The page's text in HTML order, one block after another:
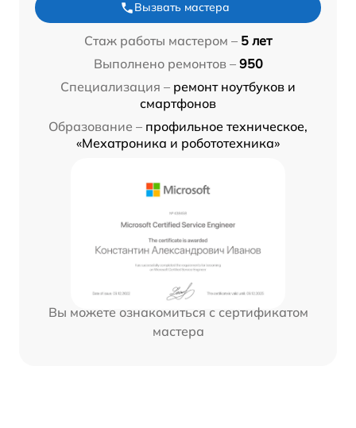
Вызвать мастера
Стаж работы мастером – 5 лет
Выполнено ремонтов – 950
Специализация – ремонт ноутбуков и
смартфонов
Образование – профильное техническое,
«Мехатроника и робототехника»
Вы можете ознакомиться с сертификатом
мастера